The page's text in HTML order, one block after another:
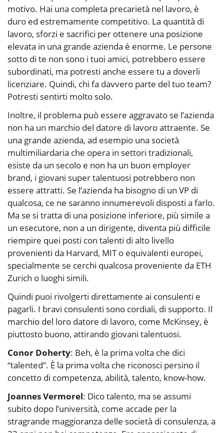
motivo. Hai una completa precarietà nel lavoro, è
duro ed estremamente competitivo. La quantità di
lavoro, sforzi e sacrifici per ottenere una posizione
elevata in una grande azienda è enorme. Le persone
sotto di te non sono i tuoi amici, potrebbero essere
subordinati, ma potresti anche essere tu a doverli
licenziare. Quindi, chi fa davvero parte del tuo team?
Potresti sentirti molto solo.
Inoltre, il problema può essere aggravato se l’azienda
non ha un marchio del datore di lavoro attraente. Se
una grande azienda, ad esempio una società
multimiliardaria che opera in settori tradizionali,
esiste da un secolo e non ha un buon employer
brand, i giovani super talentuosi potrebbero non
essere attratti. Se l’azienda ha bisogno di un VP di
qualcosa, ce ne saranno innumerevoli disposti a farlo.
Ma se si tratta di una posizione inferiore, più simile a
un esecutore, non a un dirigente, diventa più difficile
riempire quei posti con talenti di alto livello
provenienti da Harvard, MIT o equivalenti europei,
specialmente se cerchi qualcosa proveniente da ETH
Zurich o luoghi simili.
Quindi puoi rivolgerti direttamente ai consulenti e
pagarli. I bravi consulenti sono cordiali, di supporto. Il
marchio del loro datore di lavoro, come McKinsey, è
piuttosto buono, attirando giovani talentuosi.
Conor Doherty: Beh, è la prima volta che dici
“talented”. È la prima volta che riconosci persino il
concetto di competenza, abilità, talento, know-how.
Joannes Vermorel: Dico talento, ma se assumi
subito dopo l’università, come accade per la
stragrande maggioranza delle società di consulenza, a